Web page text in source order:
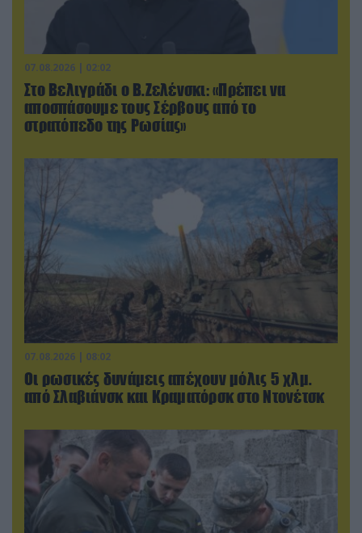
07.08.2026 | 02:02
Στο Βελιγράδι ο Β.Ζελένσκι: «Πρέπει να
αποσπάσουμε τους Σέρβους από το
στρατόπεδο της Ρωσίας»
07.08.2026 | 08:02
Οι ρωσικές δυνάμεις απέχουν μόλις 5 χλμ.
από Σλαβιάνσκ και Κραματόρσκ στο Ντονέτσκ